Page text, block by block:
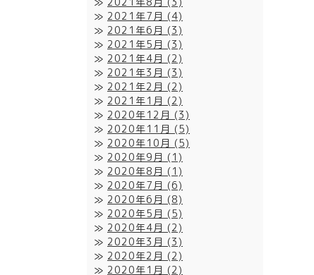
2021年7月 (4)
2021年6月 (3)
2021年5月 (3)
2021年4月 (2)
2021年3月 (3)
2021年2月 (2)
2021年1月 (2)
2020年12月 (3)
2020年11月 (5)
2020年10月 (5)
2020年9月 (1)
2020年8月 (1)
2020年7月 (6)
2020年6月 (8)
2020年5月 (5)
2020年4月 (2)
2020年3月 (3)
2020年2月 (2)
2020年1月 (2)